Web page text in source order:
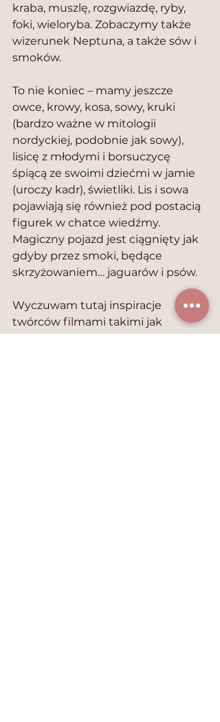
kraba, muszlę, rozgwiazdę, ryby,
foki, wieloryba. Zobaczymy także
wizerunek Neptuna, a także sów i
smoków.
To nie koniec – mamy jeszcze
owce, krowy, kosa, sowy, kruki
(bardzo ważne w mitologii
nordyckiej, podobnie jak sowy),
lisicę z młodymi i borsuczycę
śpiącą ze swoimi dziećmi w jamie
(uroczy kadr), świetliki. Lis i sowa
pojawiają się również pod postacią
figurek w chatce wiedźmy.
Magiczny pojazd jest ciągnięty jak
gdyby przez smoki, będące
skrzyżowaniem… jaguarów i psów.
Wyczuwam tutaj inspiracje
twórców filmami takimi jak